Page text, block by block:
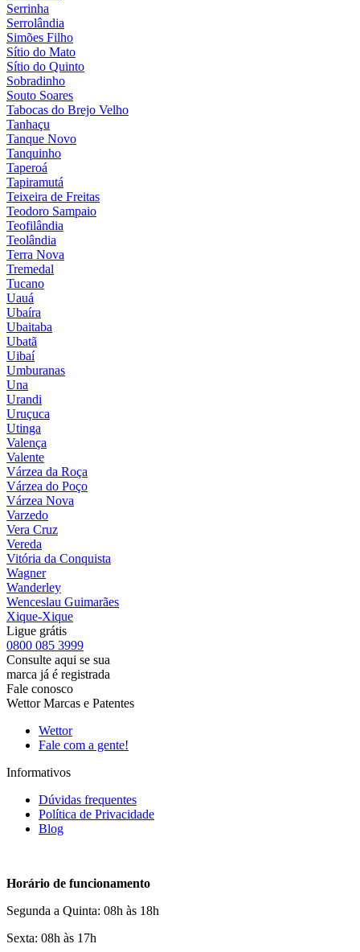
Serrinha
Serrolândia
Simões Filho
Sítio do Mato
Sítio do Quinto
Sobradinho
Souto Soares
Tabocas do Brejo Velho
Tanhaçu
Tanque Novo
Tanquinho
Taperoá
Tapiramutá
Teixeira de Freitas
Teodoro Sampaio
Teofilândia
Teolândia
Terra Nova
Tremedal
Tucano
Uauá
Ubaíra
Ubaitaba
Ubatã
Uibaí
Umburanas
Una
Urandi
Uruçuca
Utinga
Valença
Valente
Várzea da Roça
Várzea do Poço
Várzea Nova
Varzedo
Vera Cruz
Vereda
Vitória da Conquista
Wagner
Wanderley
Wenceslau Guimarães
Xique-Xique
Ligue grátis
0800 085 3999
Consulte aqui se sua
marca já é registrada
Fale conosco
Wettor Marcas e Patentes
Wettor
Fale com a gente!
Informativos
Dúvidas frequentes
Política de Privacidade
Blog
Horário de funcionamento
Segunda a Quinta: 08h às 18h
Sexta: 08h às 17h